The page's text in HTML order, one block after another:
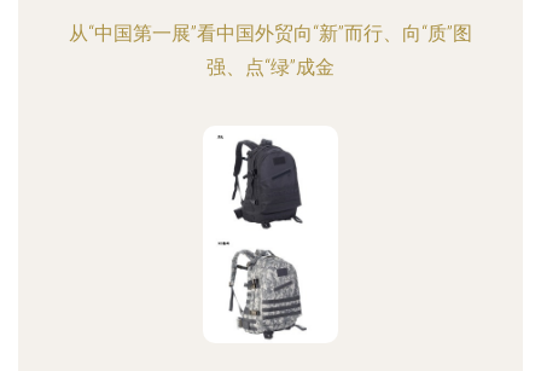
从“中国第一展”看中国外贸向“新”而行、向“质”图
强、点“绿”成金